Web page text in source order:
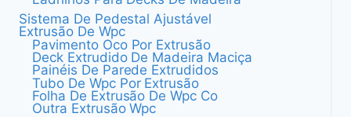
Sistema De Pedestal Ajustável
Extrusão De Wpc
Pavimento Oco Por Extrusão
Deck Extrudido De Madeira Maciça
Painéis De Parede Extrudidos
Tubo De Wpc Por Extrusão
Folha De Extrusão De Wpc Co
Outra Extrusão Wpc